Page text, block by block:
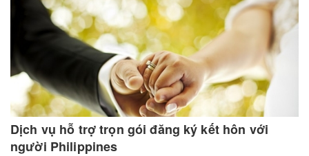
Dịch vụ hỗ trợ trọn gói đăng ký kết hôn với
người Philippines